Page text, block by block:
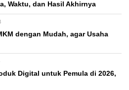
Waktu, dan Hasil Akhirnya
dengan Mudah, agar Usaha
Digital untuk Pemula di 2026,